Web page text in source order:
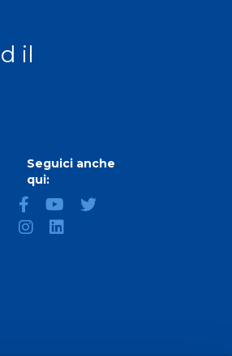
il
Seguici anche
qui: